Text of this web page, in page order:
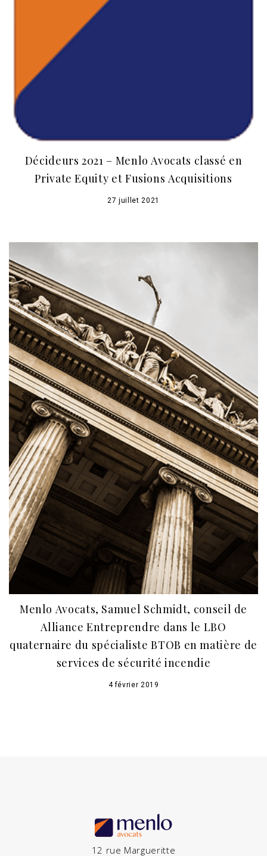
Décideurs 2021 – Menlo Avocats classé en
Private Equity et Fusions Acquisitions
27 juillet 2021
Menlo Avocats, Samuel Schmidt, conseil de
Alliance Entreprendre dans le LBO
quaternaire du spécialiste BTOB en matière de
services de sécurité incendie
4 février 2019
12 rue Margueritte